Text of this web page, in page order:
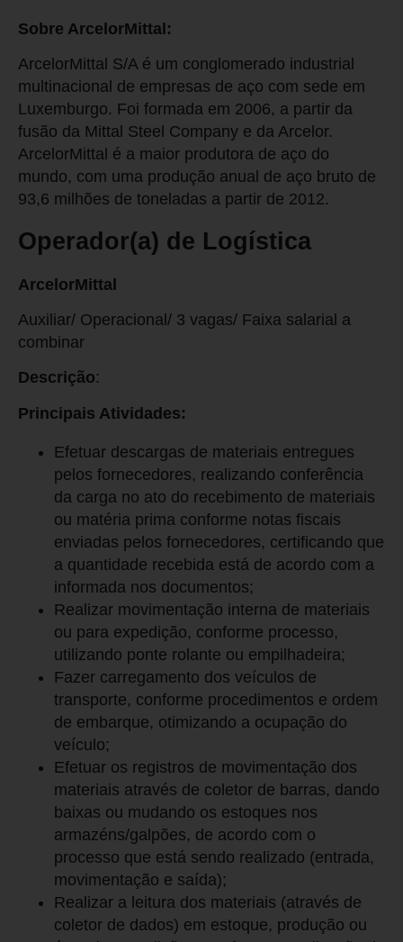
Sobre ArcelorMittal:
ArcelorMittal S/A é um conglomerado industrial
multinacional de empresas de aço com sede em
Luxemburgo. Foi formada em 2006, a partir da
fusão da Mittal Steel Company e da Arcelor.
ArcelorMittal é a maior produtora de aço do
mundo, com uma produção anual de aço bruto de
93,6 milhões de toneladas a partir de 2012.
Operador(a) de Logística
ArcelorMittal
Auxiliar/ Operacional/ 3 vagas/ Faixa salarial a
combinar
Descrição:
Principais Atividades:
Efetuar descargas de materiais entregues
pelos fornecedores, realizando conferência
da carga no ato do recebimento de materiais
ou matéria prima conforme notas fiscais
enviadas pelos fornecedores, certificando que
a quantidade recebida está de acordo com a
informada nos documentos;
Realizar movimentação interna de materiais
ou para expedição, conforme processo,
utilizando ponte rolante ou empilhadeira;
Fazer carregamento dos veículos de
transporte, conforme procedimentos e ordem
de embarque, otimizando a ocupação do
veículo;
Efetuar os registros de movimentação dos
materiais através de coletor de barras, dando
baixas ou mudando os estoques nos
armazéns/galpões, de acordo com o
processo que está sendo realizado (entrada,
movimentação e saída);
Realizar a leitura dos materiais (através de
coletor de dados) em estoque, produção ou